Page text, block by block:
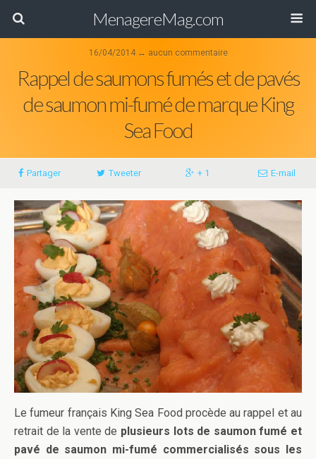
MenagereMag.com
16/04/2014 ↔ aucun commentaire
Rappel de saumons fumés et de pavés
de saumon mi-fumé de marque King
Sea Food
Partager Tweeter + 1 E-mail
Le fumeur français King Sea Food procède au rappel et au
retrait de la vente de plusieurs lots de saumon fumé et
pavé de saumon mi-fumé commercialisés sous les